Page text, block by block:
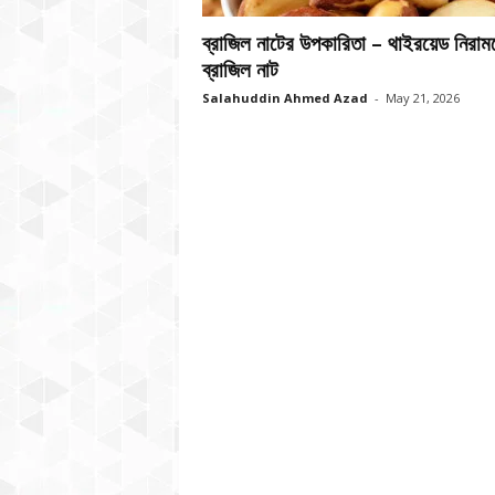
ব্রাজিল নাটের উপকারিতা – থাইরয়েড
ব্রাজিল নাট
Salahuddin Ahmed Azad - May 21, 2026